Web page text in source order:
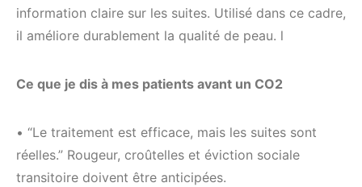
information claire sur les suites. Utilisé dans ce cadre,
il améliore durablement la qualité de peau. l
Ce que je dis à mes patients avant un CO2
• “Le traitement est efficace, mais les suites sont
réelles.” Rougeur, croûtelles et éviction sociale
transitoire doivent être anticipées.